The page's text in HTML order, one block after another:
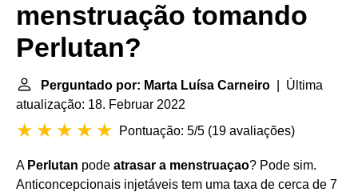
menstruação tomando
Perlutan?
Perguntado por: Marta Luísa Carneiro | Última
atualização: 18. Februar 2022
Pontuação: 5/5 (19 avaliações)
A Perlutan pode atrasar a menstruaçao? Pode sim.
Anticoncepcionais injetáveis tem uma taxa de cerca de 7